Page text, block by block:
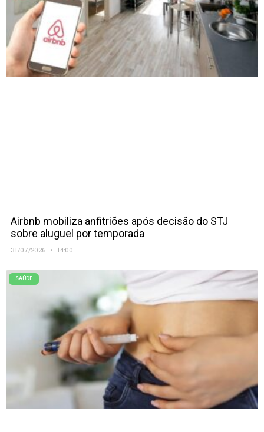
Airbnb mobiliza anfitriões após decisão do STJ
sobre aluguel por temporada
31/07/2026 14:00
SAÚDE